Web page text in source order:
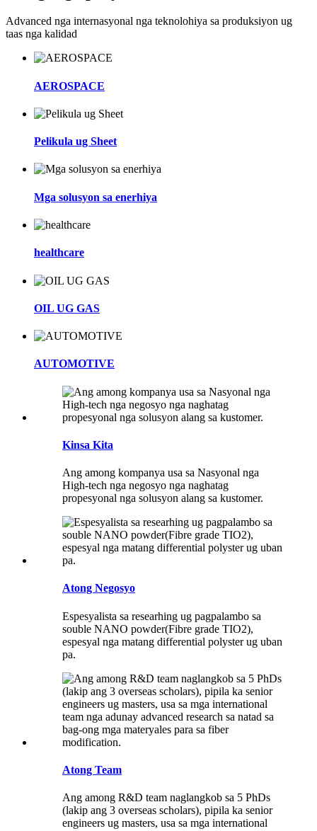
Advanced nga internasyonal nga teknolohiya sa produksiyon ug
taas nga kalidad
AEROSPACE
Pelikula ug Sheet
Mga solusyon sa enerhiya
healthcare
OIL UG GAS
AUTOMOTIVE
Kinsa Kita
Ang among kompanya usa sa Nasyonal nga
High-tech nga negosyo nga naghatag
propesyonal nga solusyon alang sa kustomer.
Atong Negosyo
Espesyalista sa researhing ug pagpalambo sa
souble NANO powder(Fibre grade TIO2),
espesyal nga matang differential polyster ug uban
pa.
Atong Team
Ang among R&D team naglangkob sa 5 PhDs
(lakip ang 3 overseas scholars), pipila ka senior
engineers ug masters, usa sa mga international